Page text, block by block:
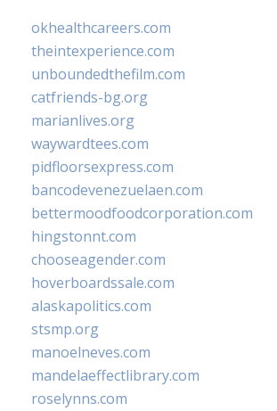
okhealthcareers.com
theintexperience.com
unboundedthefilm.com
catfriends-bg.org
marianlives.org
waywardtees.com
pidfloorsexpress.com
bancodevenezuelaen.com
bettermoodfoodcorporation.com
hingstonnt.com
chooseagender.com
hoverboardssale.com
alaskapolitics.com
stsmp.org
manoelneves.com
mandelaeffectlibrary.com
roselynns.com